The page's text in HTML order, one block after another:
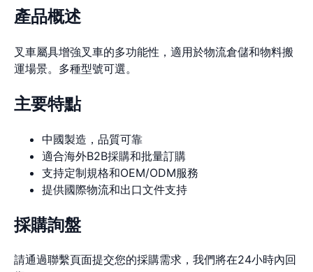
產品概述
叉車屬具增強叉車的多功能性，適用於物流倉儲和物料搬
運場景。多種型號可選。
主要特點
中國製造，品質可靠
適合海外B2B採購和批量訂購
支持定制規格和OEM/ODM服務
提供國際物流和出口文件支持
採購詢盤
請通過聯繫頁面提交您的採購需求，我們將在24小時內回